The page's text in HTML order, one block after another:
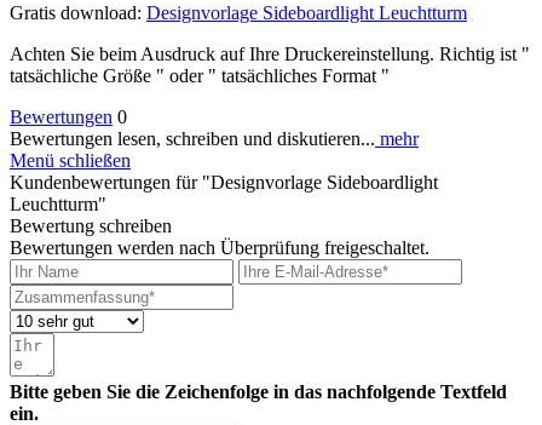
Gratis download: Designvorlage Sideboardlight Leuchtturm
Achten Sie beim Ausdruck auf Ihre Druckereinstellung. Richtig ist "
tatsächliche Größe " oder " tatsächliches Format "
Bewertungen 0
Bewertungen lesen, schreiben und diskutieren... mehr
Menü schließen
Kundenbewertungen für "Designvorlage Sideboardlight
Leuchtturm"
Bewertung schreiben
Bewertungen werden nach Überprüfung freigeschaltet.
Bitte geben Sie die Zeichenfolge in das nachfolgende Textfeld
ein.